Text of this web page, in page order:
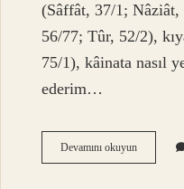
(Sâffât, 37/1; Nâziât,
56/77; Tûr, 52/2),
75/1), kâinata nasıl
ederim…
Devamını okuyunAsr
Neye